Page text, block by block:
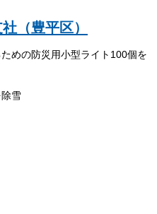
（豊平区）
めの防災用小型ライト100個を
雪